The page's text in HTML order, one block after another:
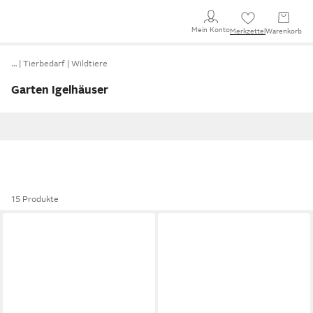
Mein KontoMerkzettel Warenkorb
… Tierbedarf Wildtiere
Garten Igelhäuser
15 Produkte